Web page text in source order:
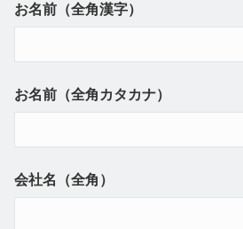
お名前（全角漢字）
お名前（全角カタカナ）
会社名（全角）